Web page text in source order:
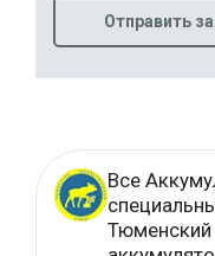
Отправить
Все
Тюменский